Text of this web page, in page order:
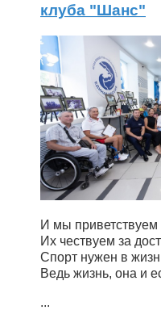
клуба "Шанс"
И мы приветствуем
Их чествуем за
Спорт нужен в
Ведь жизнь, она и
...